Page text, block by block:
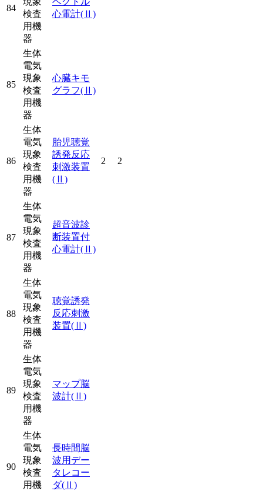
84
検査
用機
器
心電計(Ⅱ)
85
生体
電気
現象
検査
用機
器
心臓キモ
グラフ(Ⅱ)
86
生体
電気
現象
検査
用機
器
胎児聴覚
誘発反応
刺激装置
(Ⅱ)
2 2
87
生体
電気
現象
検査
用機
器
超音波診
断装置付
心電計(Ⅱ)
88
生体
電気
現象
検査
用機
器
聴覚誘発
反応刺激
装置(Ⅱ)
89
生体
電気
現象
検査
用機
器
マップ脳
波計(Ⅱ)
90
生体
電気
現象
検査
用機
長時間脳
波用デー
タレコー
ダ(Ⅱ)